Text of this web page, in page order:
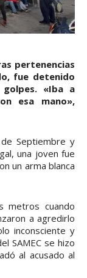
pertenencias
fue detenido
«Iba a
esa mano»,
Septiembre y
una joven fue
un arma blanca
metros cuando
a agredirlo
inconsciente y
SAMEC se hizo
al acusado al